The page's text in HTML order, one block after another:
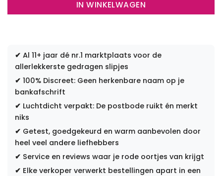
IN WINKELWAGEN
✔ Al 11+ jaar dé nr.1 marktplaats voor de
allerlekkerste gedragen slipjes
✔ 100% Discreet: Geen herkenbare naam op je
bankafschrift
✔ Luchtdicht verpakt: De postbode ruikt én merkt
niks
✔ Getest, goedgekeurd en warm aanbevolen door
heel veel andere liefhebbers
✔ Service en reviews waar je rode oortjes van krijgt
✔ Elke verkoper verwerkt bestellingen apart in een